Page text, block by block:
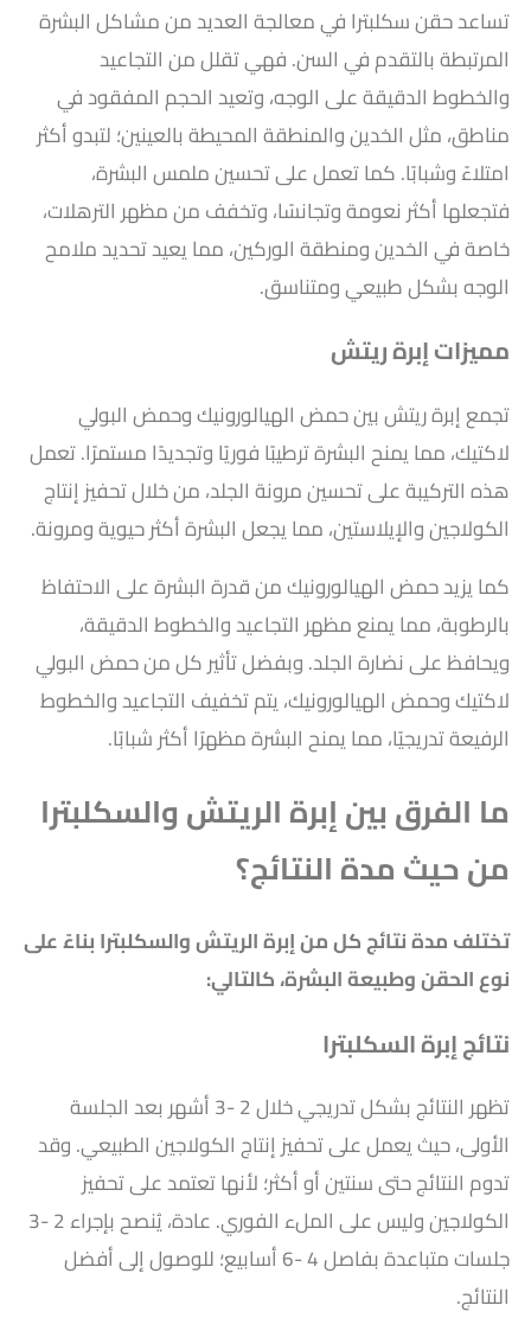
تساعد حقن سكلبترا في معالجة العديد من مشاكل البشرة
المرتبطة بالتقدم في السن. فهي تقلل من التجاعيد
والخطوط الدقيقة على الوجه، وتعيد الحجم المفقود في
مناطق، مثل الخدين والمنطقة المحيطة بالعينين؛ لتبدو أكثر
امتلاءً وشبابًا. كما تعمل على تحسين ملمس البشرة،
فتجعلها أكثر نعومة وتجانسًا، وتخفف من مظهر الترهلات،
خاصة في الخدين ومنطقة الوركين، مما يعيد تحديد ملامح
الوجه بشكل طبيعي ومتناسق.
مميزات إبرة ريتش
تجمع إبرة ريتش بين حمض الهيالورونيك وحمض البولي
لاكتيك، مما يمنح البشرة ترطيبًا فوريًا وتجديدًا مستمرًا. تعمل
هذه التركيبة على تحسين مرونة الجلد، من خلال تحفيز إنتاج
الكولاجين والإيلاستين، مما يجعل البشرة أكثر حيوية ومرونة.
كما يزيد حمض الهيالورونيك من قدرة البشرة على الاحتفاظ
بالرطوبة، مما يمنع مظهر التجاعيد والخطوط الدقيقة،
ويحافظ على نضارة الجلد. وبفضل تأثير كل من حمض البولي
لاكتيك وحمض الهيالورونيك، يتم تخفيف التجاعيد والخطوط
الرفيعة تدريجيًا، مما يمنح البشرة مظهرًا أكثر شبابًا.
ما الفرق بين إبرة الريتش والسكلبترا
من حيث مدة النتائج؟
تختلف مدة نتائج كل من إبرة الريتش والسكلبترا بناءً على
نوع الحقن وطبيعة البشرة، كالتالي:
نتائج إبرة السكلبترا
تظهر النتائج بشكل تدريجي خلال 2 -3 أشهر بعد الجلسة
الأولى، حيث يعمل على تحفيز إنتاج الكولاجين الطبيعي. وقد
تدوم النتائج حتى سنتين أو أكثر؛ لأنها تعتمد على تحفيز
الكولاجين وليس على الملء الفوري. عادة، يُنصح بإجراء 2 -3
جلسات متباعدة بفاصل 4 -6 أسابيع؛ للوصول إلى أفضل
النتائج.